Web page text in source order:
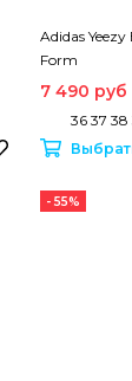
Adidas
Form
7 490 руб
36 37 38
- 55%